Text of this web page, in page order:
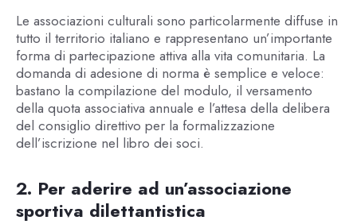
Le associazioni culturali sono particolarmente diffuse in
tutto il territorio italiano e rappresentano un’importante
forma di partecipazione attiva alla vita comunitaria. La
domanda di adesione di norma è semplice e veloce:
bastano la compilazione del modulo, il versamento
della quota associativa annuale e l’attesa della delibera
del consiglio direttivo per la formalizzazione
dell’iscrizione nel libro dei soci.
2. Per aderire ad un’associazione
sportiva dilettantistica